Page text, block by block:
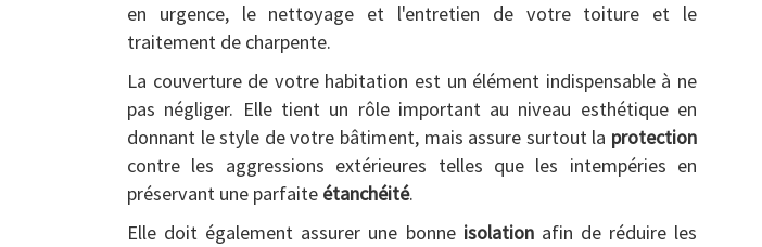
en urgence, le nettoyage et l'entretien de votre toiture et le
traitement de charpente.
La couverture de votre habitation est un élément indispensable à ne
pas négliger. Elle tient un rôle important au niveau esthétique en
donnant le style de votre bâtiment, mais assure surtout la protection
contre les aggressions extérieures telles que les intempéries en
préservant une parfaite étanchéité.
Elle doit également assurer une bonne isolationafin de réduire les